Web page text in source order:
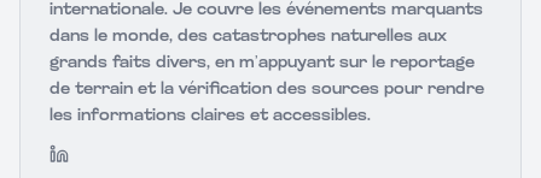
internationale. Je couvre les événements marquants
dans le monde, des catastrophes naturelles aux
grands faits divers, en m’appuyant sur le reportage
de terrain et la vérification des sources pour rendre
les informations claires et accessibles.